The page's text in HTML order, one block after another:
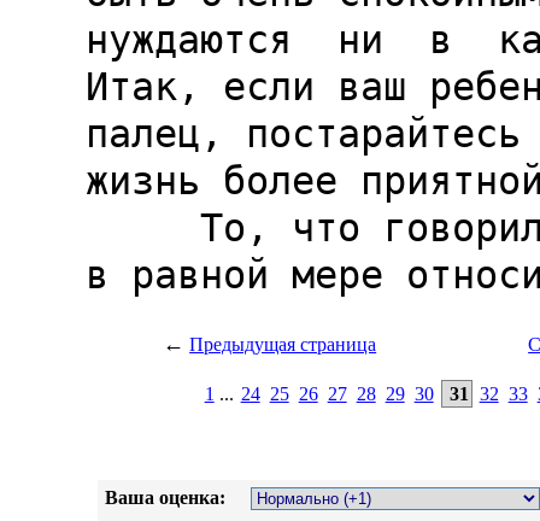
← Предыдущая страница
1 ... 24 25 26 27 28 29 30 31 32 33
Ваша оценка: